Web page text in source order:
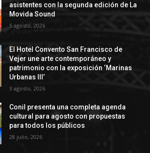
asistentes con la segunda edición de La
Movida Sound
5 agosto, 2026
El Hotel Convento San Francisco de
Vejer une arte contemporáneo y
patrimonio con la exposición ‘Marinas
Urbanas III’
3 agosto, 2026
Conil presenta una completa agenda
cultural para agosto con propuestas
para todos los públicos
28 julio, 2026